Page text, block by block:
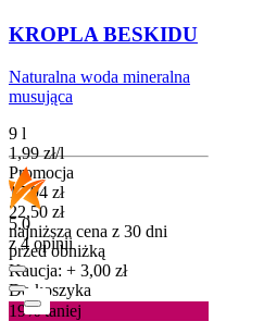
KROPLA BESKIDU
Naturalna woda mineralna
musująca
9 l
1,99 zł/l
Promocja
Cena promocyjna
17,94 zł
22,50 zł
najniższa cena z 30 dni
przed obniżką
Kaucja: + 3,00 zł
Do koszyka
5.0
z 4 opinii
19%taniej